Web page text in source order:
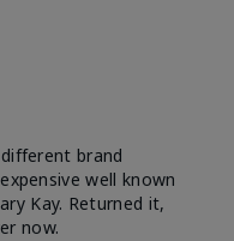
brand
well known
Kay. Returned it,
now.